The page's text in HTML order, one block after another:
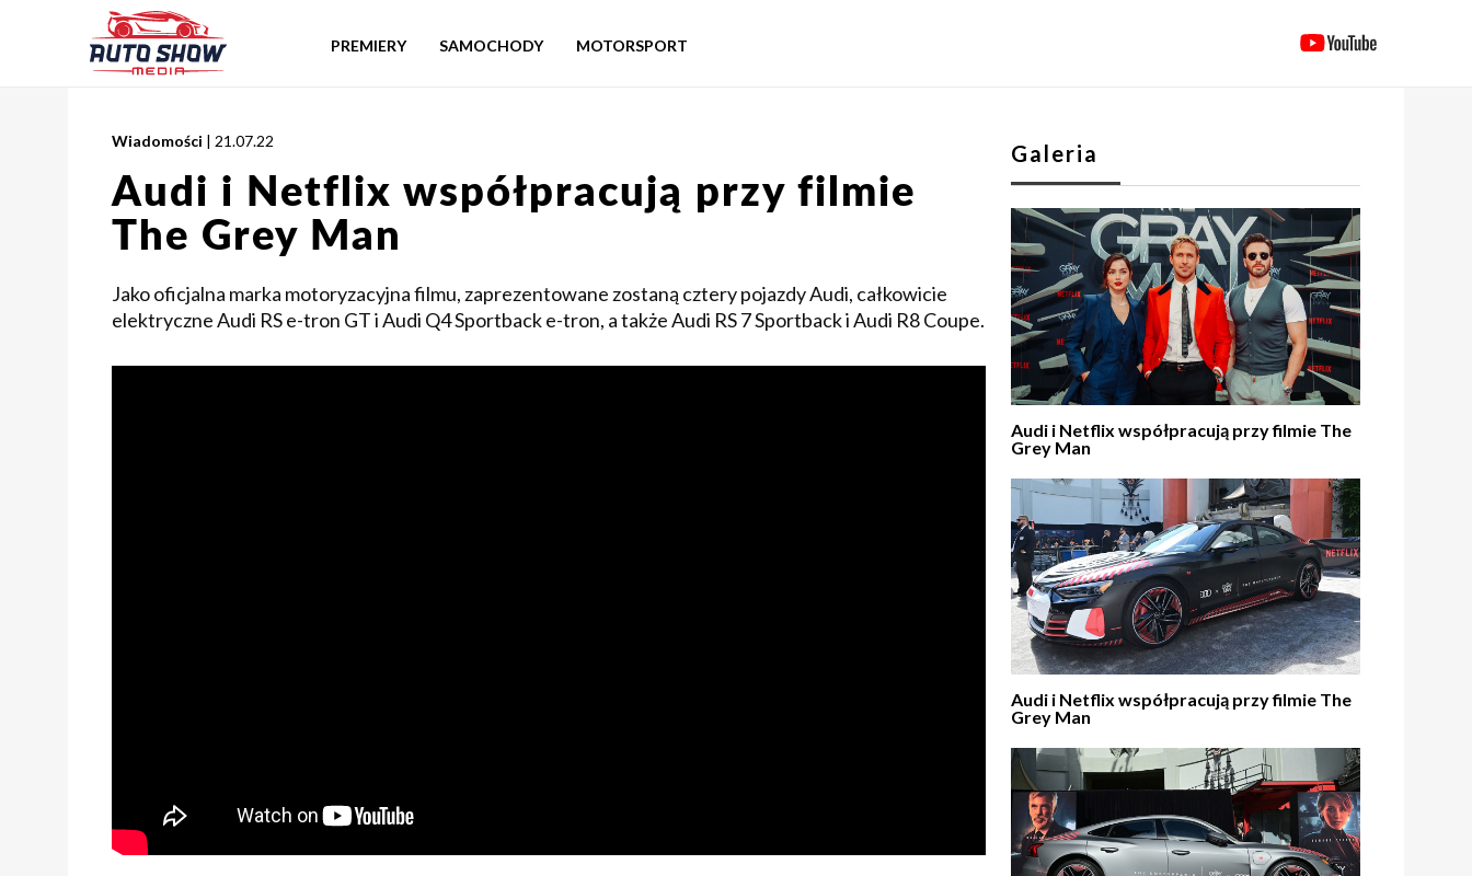
PREMIERY SAMOCHODY MOTORSPORT
Wiadomości | 21.07.22
Audi i Netflix współpracują przy filmie
The Grey Man
Jako oficjalna marka motoryzacyjna filmu, zaprezentowane zostaną cztery pojazdy Audi, całkowicie
elektryczne Audi RS e-tron GT i Audi Q4 Sportback e-tron, a także Audi RS 7 Sportback i Audi R8 Coupe.
Galeria
Audi i Netflix współpracują przy filmie The
Grey Man
Audi i Netflix współpracują przy filmie The
Grey Man